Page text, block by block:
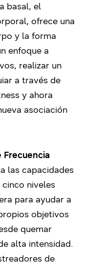
basal, el
ofrece una
y la forma
enfoque a
realizar un
a través de
y ahora
asociación
Frecuencia
las capacidades
niveles
para ayudar a
objetivos
quemar
alta intensidad.
de